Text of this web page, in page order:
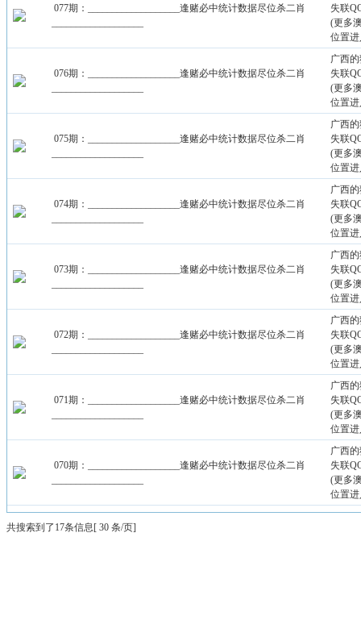
077期：___________________逢赌必中统计数据尽位杀二肖
失联
(更多
位置
076期：___________________逢赌必中统计数据尽位杀二肖
广西
失联
(更多
位置
075期：___________________逢赌必中统计数据尽位杀二肖
广西
失联
(更多
位置
074期：___________________逢赌必中统计数据尽位杀二肖
广西
失联
(更多
位置
073期：___________________逢赌必中统计数据尽位杀二肖
广西
失联
(更多
位置
072期：___________________逢赌必中统计数据尽位杀二肖
广西
失联
(更多
位置
071期：___________________逢赌必中统计数据尽位杀二肖
广西
失联
(更多
位置
070期：___________________逢赌必中统计数据尽位杀二肖
广西
失联
(更多
位置
共搜索到了17条信息[ 30 条/页]